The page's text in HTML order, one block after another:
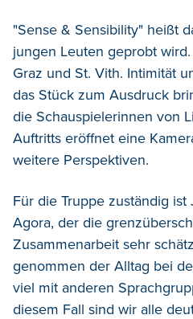
"Sense & Sensibility" heißt
jungen Leuten geprobt
Graz und St. Vith. Intimität
das Stück zum Ausdruck
die Schauspielerinnen von
Auftritts eröffnet eine
weitere Perspektiven.
Für die Truppe zuständig
Agora, der die
Zusammenarbeit sehr
genommen der Alltag bei
viel mit anderen
diesem Fall sind wir alle